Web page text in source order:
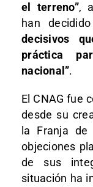
el terreno”,
han decidido
decisivos
práctica
nacional”.
El CNAG fue
desde su
la Franja
objeciones
de sus
situación ha